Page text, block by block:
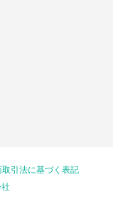
取引法に基づく表記